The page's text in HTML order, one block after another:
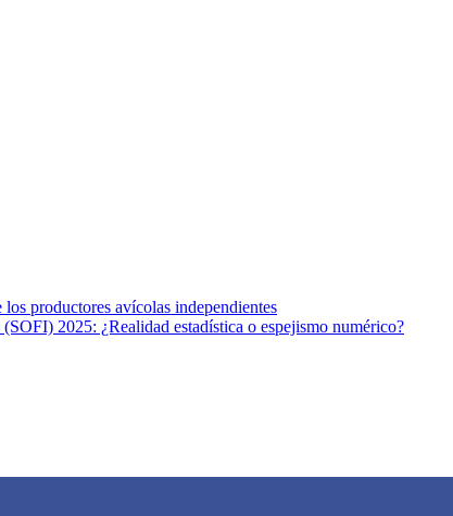
productores avícolas independientes
2025: ¿Realidad estadística o espejismo numérico?